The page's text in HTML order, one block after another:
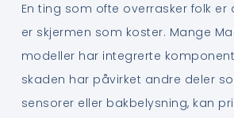
En ting som ofte overrasker folk er
er skjermen som koster. Mange
modeller har integrerte
skaden har påvirket andre deler
sensorer eller bakbelysning, kan